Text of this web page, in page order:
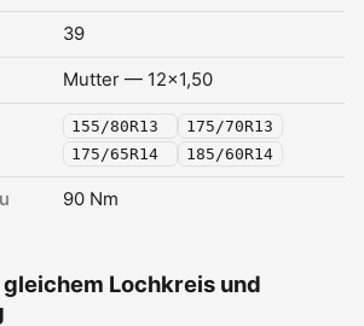
39
Mutter — 12x1,50
155/80R13
175/70R13
175/65R14
185/60R14
90 Nm
Lochkreis und